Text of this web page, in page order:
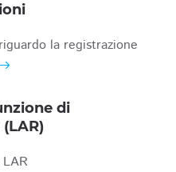
la registrazione
di